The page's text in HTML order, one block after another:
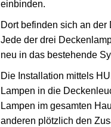
einbinden.
Dort befinden sich an
Jede der drei
neu in das bestehende
Die Installation mittels
Lampen in die
Lampen im gesamten
anderen plötzlich den